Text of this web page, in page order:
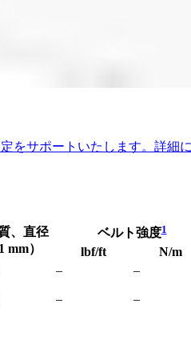
をサポートいたします。詳細
、直径
mm）
ベルト強度1
lbf/ft
N/m
– –
– –